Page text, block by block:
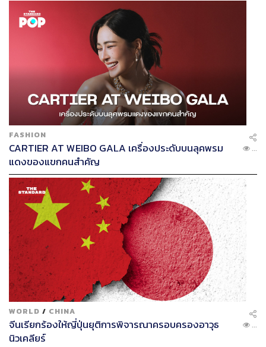
FASHION
CARTIER AT WEIBO GALA เครื่องประดับบนลุคพรม
แดงของแขกคนสำคัญ
...
WORLD / CHINA
จีนเรียกร้องให้ญี่ปุ่นยุติการพิจารณาครอบครองอาวุธ
นิวเคลียร์
...